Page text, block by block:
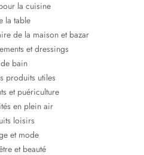
la cuisine
la table
de la maison et bazar
et dressings
bain
produits utiles
et puériculture
en plein air
loisirs
et mode
et beauté